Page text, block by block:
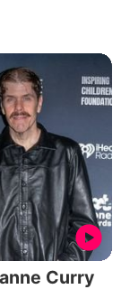
Curry